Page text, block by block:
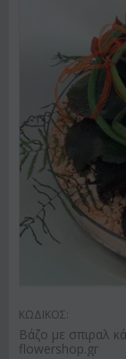
ΚΩΔΙΚΟΣ:
Βάζο με σπιραλ
flowershop.gr